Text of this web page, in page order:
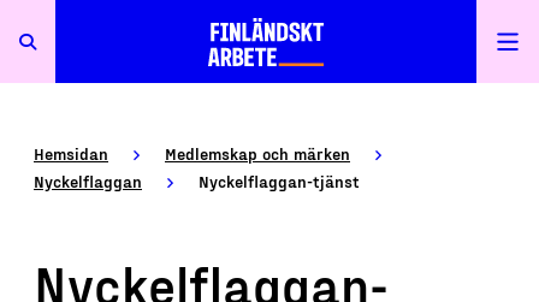
Hemsidan
Medlemskap och märken
Nyckelflaggan
Nyckelflaggan-tjänst
Nyckelflaggan-